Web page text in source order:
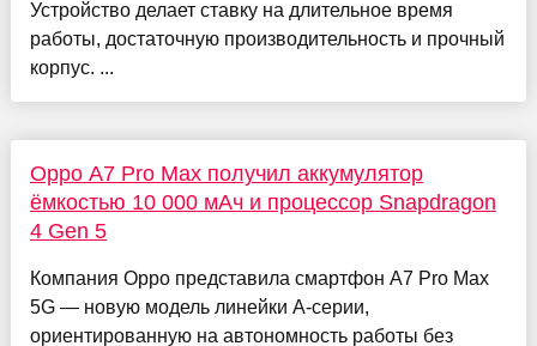
Устройство делает ставку на длительное время
работы, достаточную производительность и прочный
корпус. ...
Oppo A7 Pro Max получил аккумулятор
ёмкостью 10 000 мАч и процессор Snapdragon
4 Gen 5
Компания Oppo представила смартфон A7 Pro Max
5G — новую модель линейки A-серии,
ориентированную на автономность работы без